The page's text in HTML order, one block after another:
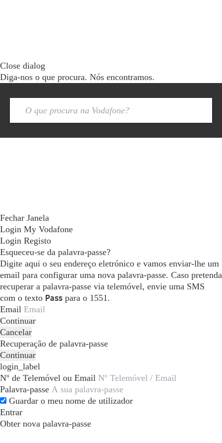
Close dialog
Diga-nos o que procura. Nós encontramos.
Fechar Janela
Login My Vodafone
Login Registo
Esqueceu-se da palavra-passe?
Digite aqui o seu endereço eletrónico e vamos enviar-lhe um
email para configurar uma nova palavra-passe. Caso pretenda
recuperar a palavra-passe via telemóvel, envie uma SMS
com o texto Pass para o 1551.
Email
Continuar
Cancelar
Recuperação de palavra-passe
Continuar
login_label
Nº de Telemóvel ou Email
Palavra-passe
Guardar o meu nome de utilizador
Entrar
Obter nova palavra-passe